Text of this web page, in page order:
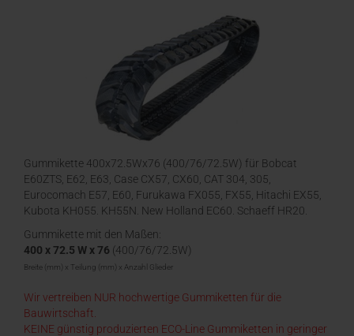
Gummikette 400x72.5Wx76 (400/76/72.5W) für Bobcat
E60ZTS, E62, E63, Case CX57, CX60, CAT 304, 305,
Eurocomach E57, E60, Furukawa FX055, FX55, Hitachi EX55,
Kubota KH055, KH55N, New Holland EC60, Schaeff HR20,
Gummikette mit den Maßen:
400 x 72.5 W x 76 (400/76/72.5W)
Breite (mm) x Teilung (mm) x Anzahl Glieder
Wir vertreiben NUR hochwertige Gummiketten für die
Bauwirtschaft.
KEINE günstig produzierten ECO-Line Gummiketten in geringer